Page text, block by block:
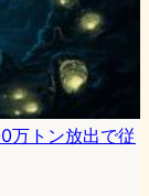
万トン放出で従